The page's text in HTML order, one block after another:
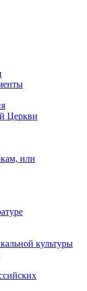
Церкви
или
культуры